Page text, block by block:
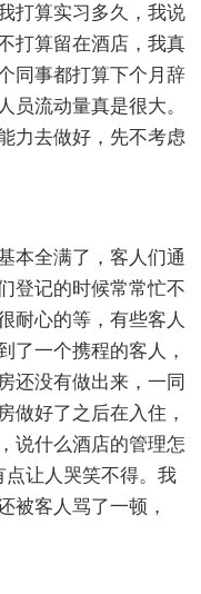
打算实习多久，我说
打算留在酒店，我真
同事都打算下个月辞
员流动量真是很大。
力去做好，先不考虑
本全满了，客人们通
登记的时候常常忙不
耐心的等，有些客人
了一个携程的客人，
还没有做出来，一同
做好了之后在入住，
说什么酒店的管理怎
让人哭笑不得。我
被客人骂了一顿，